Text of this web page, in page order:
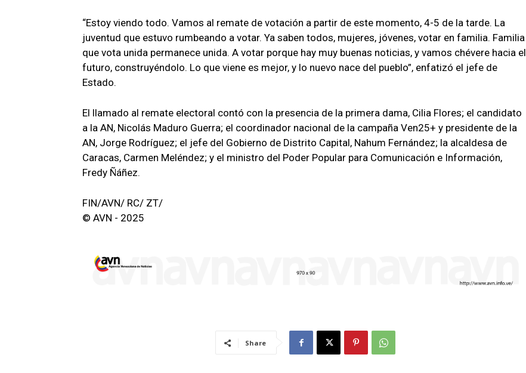
“Estoy viendo todo. Vamos al remate de votación a partir de este momento, 4-5 de la tarde. La
juventud que estuvo rumbeando a votar. Ya saben todos, mujeres, jóvenes, votar en familia. Familia
que vota unida permanece unida. A votar porque hay muy buenas noticias, y vamos chévere hacia el
futuro, construyéndolo. Lo que viene es mejor, y lo nuevo nace del pueblo”, enfatizó el jefe de
Estado.
El llamado al remate electoral contó con la presencia de la primera dama, Cilia Flores; el candidato
a la AN, Nicolás Maduro Guerra; el coordinador nacional de la campaña Ven25+ y presidente de la
AN, Jorge Rodríguez; el jefe del Gobierno de Distrito Capital, Nahum Fernández; la alcaldesa de
Caracas, Carmen Meléndez; y el ministro del Poder Popular para Comunicación e Información,
Fredy Ñáñez.
FIN/AVN/ RC/ ZT/
© AVN - 2025
Share